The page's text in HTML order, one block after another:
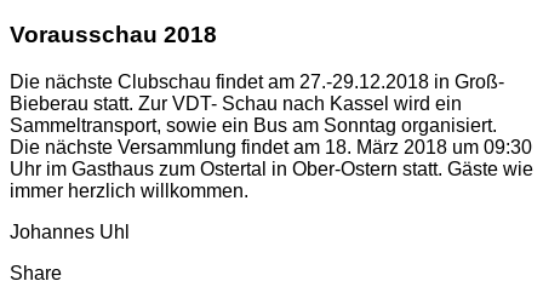
Vorausschau 2018
Die nächste Clubschau findet am 27.-29.12.2018 in Groß-
Bieberau statt. Zur VDT- Schau nach Kassel wird ein
Sammeltransport, sowie ein Bus am Sonntag organisiert.
Die nächste Versammlung findet am 18. März 2018 um 09:30
Uhr im Gasthaus zum Ostertal in Ober-Ostern statt. Gäste wie
immer herzlich willkommen.
Johannes Uhl
Share